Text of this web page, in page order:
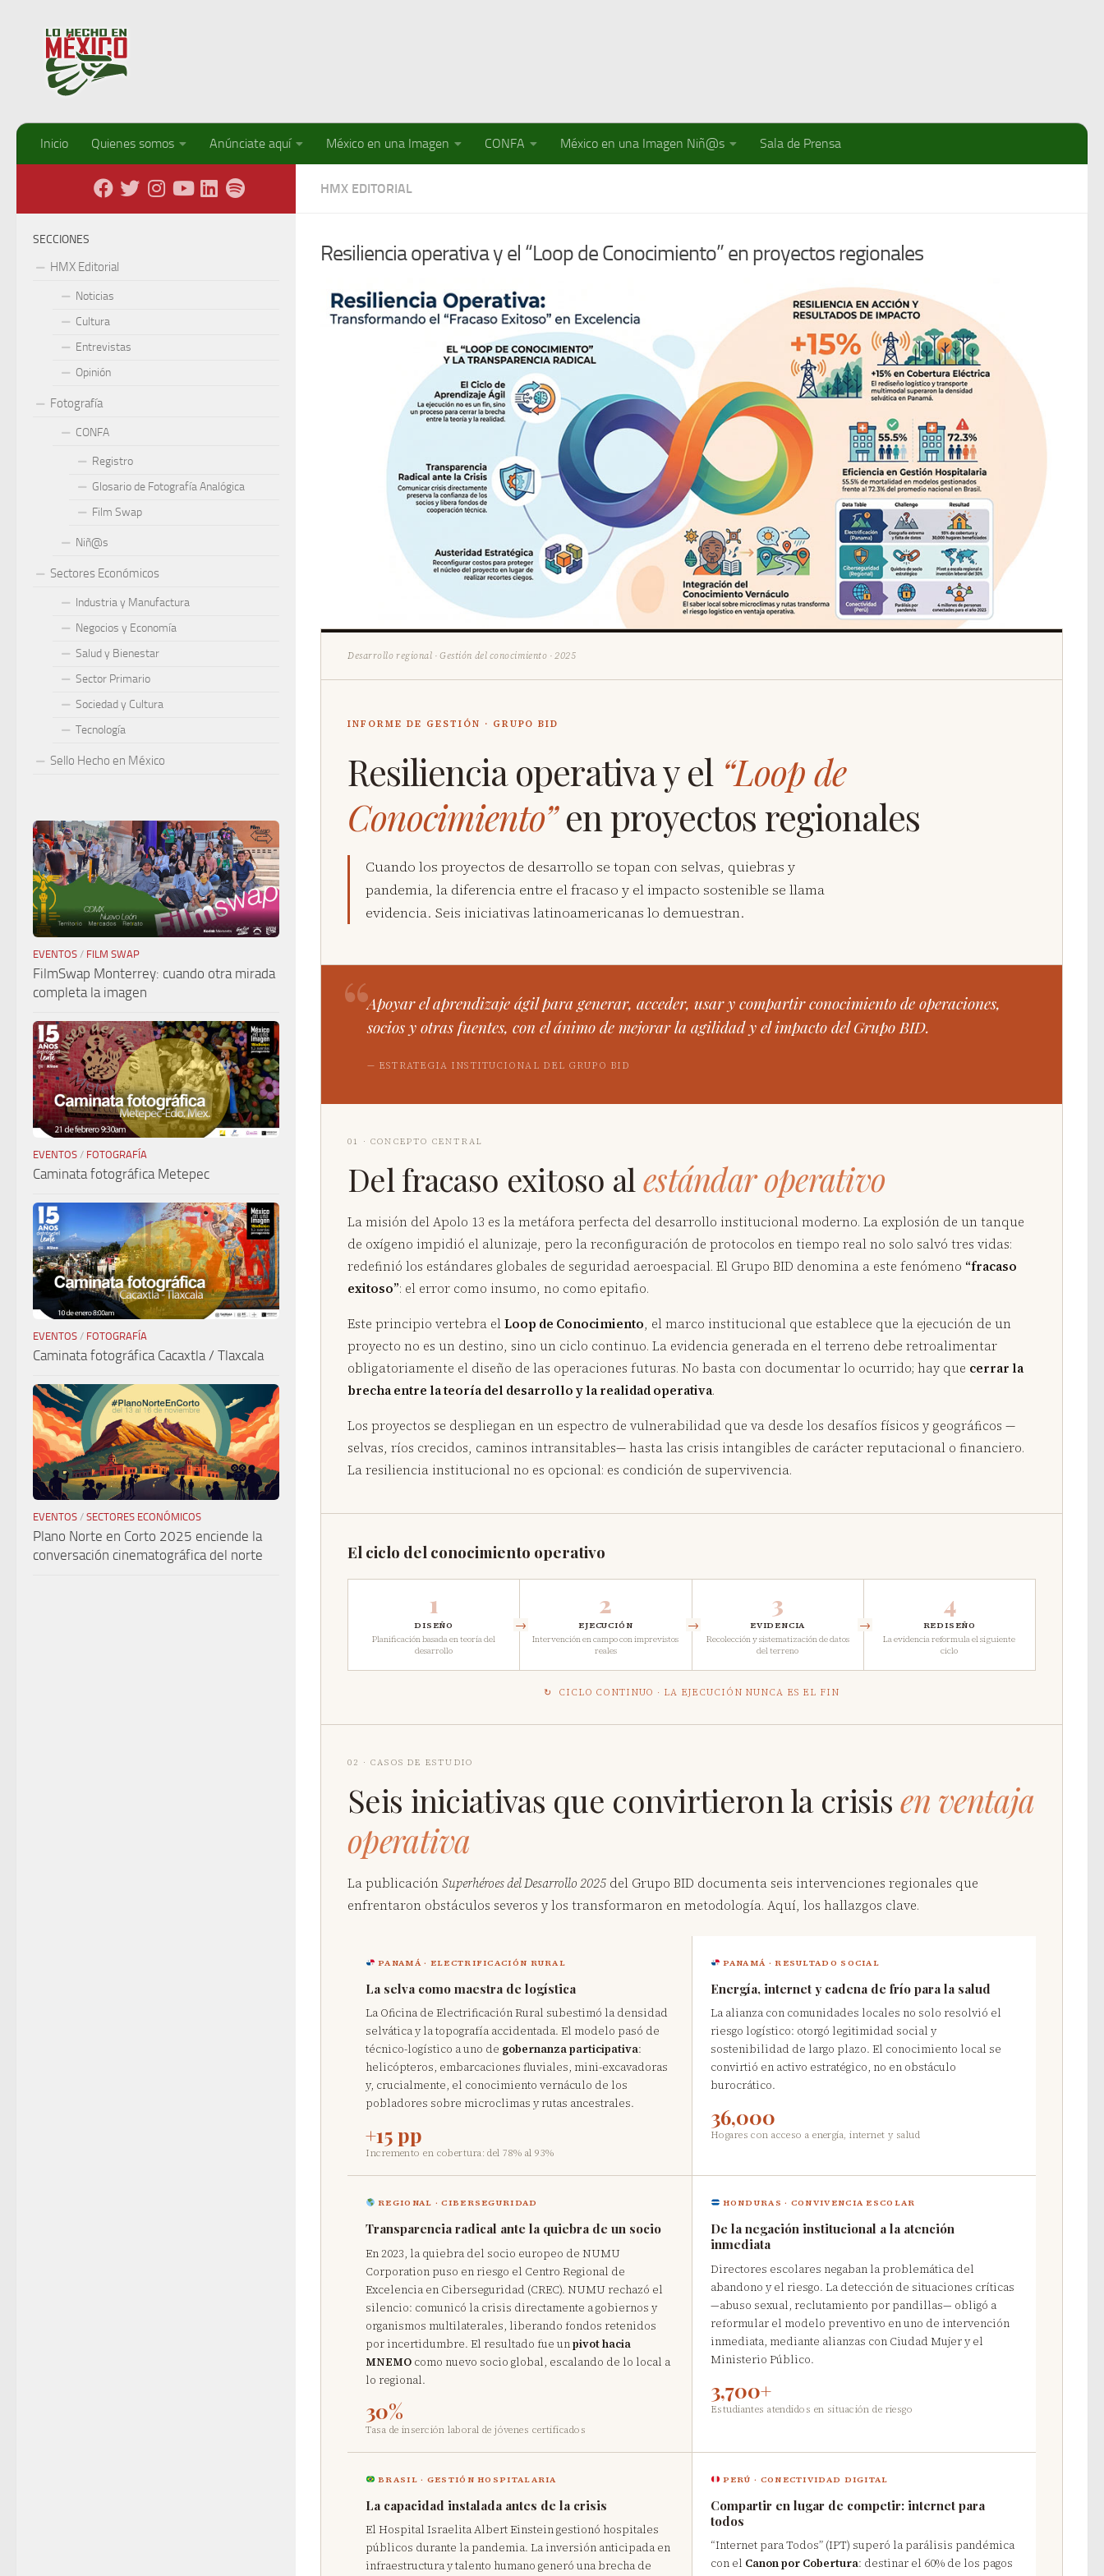
Inicio Quienes somos Anúnciate aquí México en una Imagen CONFA México en una Imagen Niñ@s Sala de Prensa
HMX EDITORIAL
Resiliencia operativa y el “Loop de Conocimiento” en proyectos regionales
Desarrollo regional · Gestión del conocimiento · 2025
INFORME DE GESTIÓN · GRUPO BID
Resiliencia operativa y el “Loop de
Conocimiento”en proyectos regionales
Cuando los proyectos de desarrollo se topan con selvas, quiebras y
pandemia, la diferencia entre el fracaso y el impacto sostenible se llama
evidencia. Seis iniciativas latinoamericanas lo demuestran.
Apoyar el aprendizaje ágil para generar, acceder, usar y compartir conocimiento de operaciones,
socios y otras fuentes, con el ánimo de mejorar la agilidad y el impacto del Grupo BID.
— ESTRATEGIA INSTITUCIONAL DEL GRUPO BID
01 · CONCEPTO CENTRAL
Del fracaso exitoso al estándar operativo
La misión del Apolo 13 es la metáfora perfecta del desarrollo institucional moderno. La explosión de un tanque
de oxígeno impidió el alunizaje, pero la reconfiguración de protocolos en tiempo real no solo salvó tres vidas:
redefinió los estándares globales de seguridad aeroespacial. El Grupo BID denomina a este fenómeno “fracaso
exitoso”: el error como insumo, no como epitafio.
Este principio vertebra elLoop de Conocimiento, el marco institucional que establece que la ejecución de un
proyecto no es un destino, sino un ciclo continuo. La evidencia generada en el terreno debe retroalimentar
obligatoriamente el diseño de las operaciones futuras. No basta con documentar lo ocurrido; hay que cerrar la
brecha entre la teoría del desarrollo y la realidad operativa.
Los proyectos se despliegan en un espectro de vulnerabilidad que va desde los desafíos físicos y geográficos —
selvas, ríos crecidos, caminos intransitables— hasta las crisis intangibles de carácter reputacional o financiero.
La resiliencia institucional no es opcional: es condición de supervivencia.
El ciclo del conocimiento operativo
1
DISEÑO
Planificación basada en teoría del
desarrollo
→
2
EJECUCIÓN
Intervención en campo con imprevistos
reales
→
3
EVIDENCIA
Recolección y sistematización de datos
del terreno
→
4
REDISEÑO
La evidencia reformula el siguiente
ciclo
↻ CICLO CONTINUO · LA EJECUCIÓN NUNCA ES EL FIN
02 · CASOS DE ESTUDIO
Seis iniciativas que convirtieron la crisisen ventaja
operativa
La publicaciónSuperhéroes del Desarrollo 2025 del Grupo BID documenta seis intervenciones regionales que
enfrentaron obstáculos severos y los transformaron en metodología. Aquí, los hallazgos clave.
PANAMÁ · ELECTRIFICACIÓN RURAL
La selva como maestra de logística
La Oficina de Electrificación Rural subestimó la densidad
selvática y la topografía accidentada. El modelo pasó de
técnico-logístico a uno de gobernanza participativa:
helicópteros, embarcaciones fluviales, mini-excavadoras
y, crucialmente, el conocimiento vernáculo de los
pobladores sobre microclimas y rutas ancestrales.
+15 pp
Incremento en cobertura: del 78% al 93%
PANAMÁ · RESULTADO SOCIAL
Energía, internet y cadena de frío para la salud
La alianza con comunidades locales no solo resolvió el
riesgo logístico: otorgó legitimidad social y
sostenibilidad de largo plazo. El conocimiento local se
convirtió en activo estratégico, no en obstáculo
burocrático.
36,000
Hogares con acceso a energía, internet y salud
REGIONAL · CIBERSEGURIDAD
Transparencia radical ante la quiebra de un socio
En 2023, la quiebra del socio europeo de NUMU
Corporation puso en riesgo el Centro Regional de
Excelencia en Ciberseguridad (CREC). NUMU rechazó el
silencio: comunicó la crisis directamente a gobiernos y
organismos multilaterales, liberando fondos retenidos
por incertidumbre. El resultado fue unpivot hacia
MNEMO como nuevo socio global, escalando de lo local a
lo regional.
30%
Tasa de inserción laboral de jóvenes certificados
HONDURAS · CONVIVENCIA ESCOLAR
De la negación institucional a la atención
inmediata
Directores escolares negaban la problemática del
abandono y el riesgo. La detección de situaciones críticas
—abuso sexual, reclutamiento por pandillas— obligó a
reformular el modelo preventivo en uno de intervención
inmediata, mediante alianzas con Ciudad Mujer y el
Ministerio Público.
3,700+
Estudiantes atendidos en situación de riesgo
BRASIL · GESTIÓN HOSPITALARIA
La capacidad instalada antes de la crisis
El Hospital Israelita Albert Einstein gestionó hospitales
públicos durante la pandemia. La inversión anticipada en
infraestructura y talento humano generó una brecha de
PERÚ · CONECTIVIDAD DIGITAL
Compartir en lugar de competir: internet para
todos
“Internet para Todos” (IPT) superó la parálisis pandémica
con el Canon por Cobertura: destinar el 60% de los pagos
SECCIONES
HMX Editorial
Noticias
Cultura
Entrevistas
Opinión
Fotografía
CONFA
Registro
Glosario de Fotografía Analógica
Film Swap
Niñ@s
Sectores Económicos
Industria y Manufactura
Negocios y Economía
Salud y Bienestar
Sector Primario
Sociedad y Cultura
Tecnología
Sello Hecho en México
EVENTOS / FILM SWAP
FilmSwap Monterrey: cuando otra mirada
completa la imagen
EVENTOS / FOTOGRAFÍA
Caminata fotográfica Metepec
EVENTOS / FOTOGRAFÍA
Caminata fotográfica Cacaxtla / Tlaxcala
EVENTOS / SECTORES ECONÓMICOS
Plano Norte en Corto 2025 enciende la
conversación cinematográfica del norte